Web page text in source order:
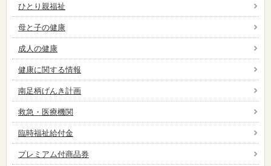
ひとり親福祉
母と子の健康
成人の健康
健康に関する情報
南足柄げんき計画
救急・医療機関
臨時福祉給付金
プレミアム付商品券